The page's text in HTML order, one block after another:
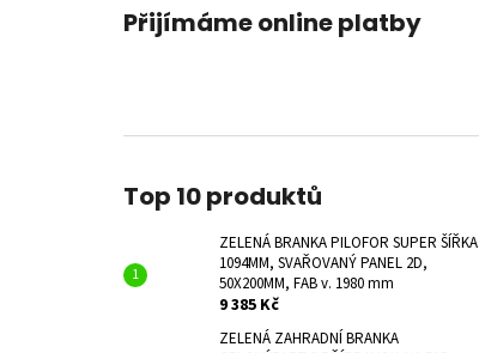
Přijímáme online platby
Top 10 produktů
ZELENÁ BRANKA PILOFOR SUPER ŠÍŘKA
1094MM, SVAŘOVANÝ PANEL 2D,
50X200MM, FAB v. 1980 mm
9 385 Kč
ZELENÁ ZAHRADNÍ BRANKA